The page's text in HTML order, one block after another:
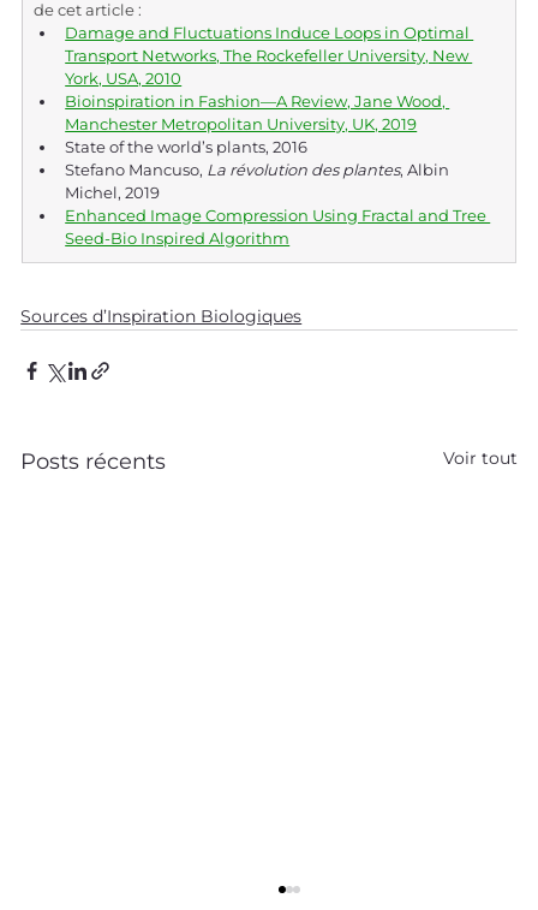
de cet article :
Damage and Fluctuations Induce Loops in Optimal
Transport Networks, The Rockefeller University, New
York, USA, 2010
Bioinspiration in Fashion—A Review, Jane Wood,
Manchester Metropolitan University, UK, 2019
State of the world’s plants, 2016
Stefano Mancuso, La révolution des plantes, Albin
Michel, 2019
Enhanced Image Compression Using Fractal and Tree
Seed-Bio Inspired Algorithm
Sources d’Inspiration Biologiques
Posts récents Voir tout